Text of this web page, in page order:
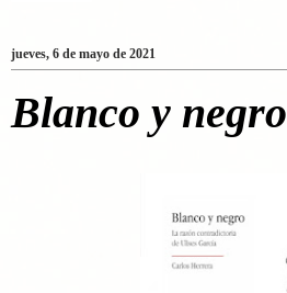
jueves, 6 de mayo de 2021
Blanco y negro